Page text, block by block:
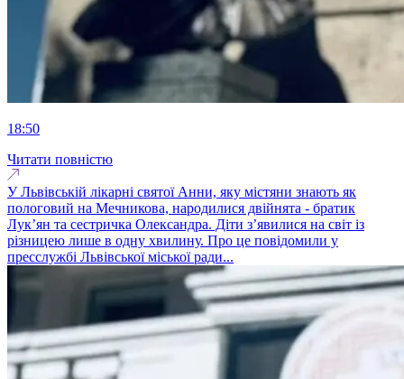
18:50
Читати повністю
У Львівській лікарні святої Анни, яку містяни знають як
пологовий на Мечникова, народилися двійнята - братик
Лук’ян та сестричка Олександра. Діти з’явилися на світ із
різницею лише в одну хвилину. Про це повідомили у
пресслужбі Львівської міської ради...